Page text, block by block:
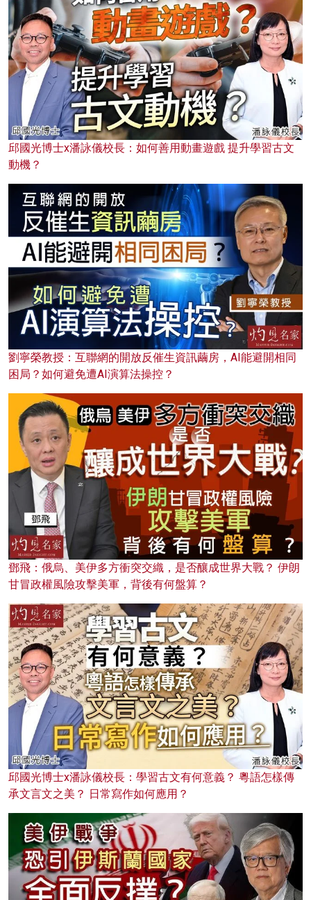
邱國光博士x潘詠儀校長：如何善用動畫遊戲 提升學習古文
動機？
劉寧榮教授：互聯網的開放反催生資訊繭房，AI能避開相同
困局？如何避免遭AI演算法操控？
鄧飛：俄烏、美伊多方衝突交織，是否釀成世界大戰？ 伊朗
甘冒政權風險攻擊美軍，背後有何盤算？
邱國光博士x潘詠儀校長：學習古文有何意義？ 粵語怎樣傳
承文言文之美？ 日常寫作如何應用？